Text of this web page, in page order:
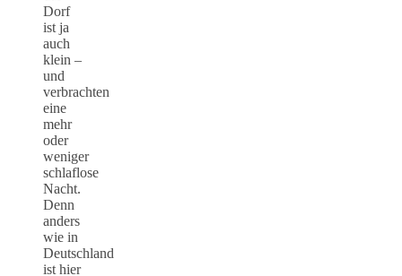
Dorf
ist ja
auch
klein –
und
verbrachten
eine
mehr
oder
weniger
schlaflose
Nacht.
Denn
anders
wie in
Deutschland
ist hier